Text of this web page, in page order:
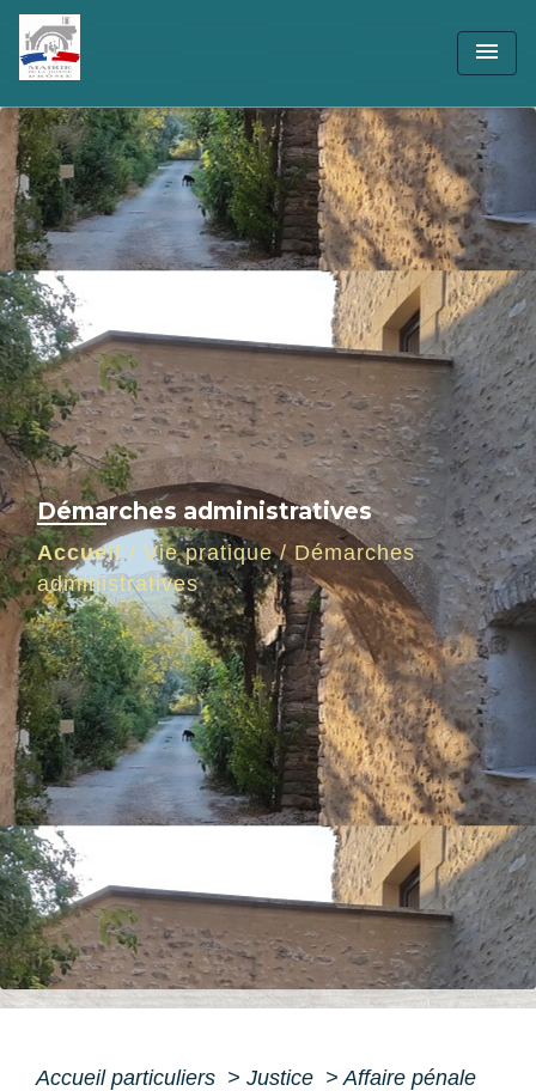
menu
Démarches administratives
Accueil/ Vie pratique/Démarches
administratives
Accueil particuliers > Justice > Affaire pénale